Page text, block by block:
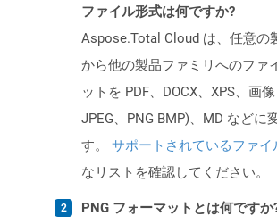
ファイル形式は何ですか?
Aspose.Total Cloud は、任意の
から他の製品ファミリへのファ
ットを PDF、DOCX、XPS、画像
JPEG、PNG BMP)、MD などに
す。 サポートされているファイ
なリストを確認してください。
PNG フォーマットとは何ですか